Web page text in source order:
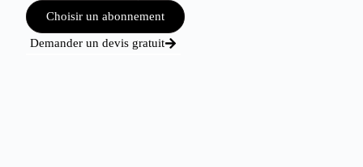
Choisir un abonnement
Demander un devis gratuit